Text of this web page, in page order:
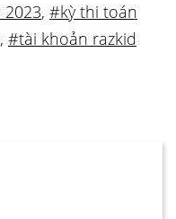
, #kỳ thi toán
, #tài khoản razkid